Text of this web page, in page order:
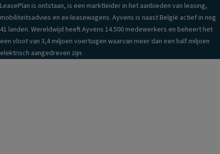
LeasePlan is ontstaan, is een marktleider in het aanbieden van leasing,
mobiliteitsadvies en ex-leasewagens. Ayvens is naast België actief in nog
41 landen. Wereldwijd heeft Ayvens 14.500 medewerkers en beheert het
een vloot van 3,4 miljoen voertuigen waarvan meer dan een half miljoen
elektrisch aangedreven zijn.